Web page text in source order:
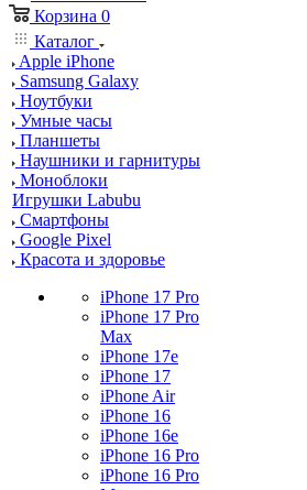
Корзина 0
Каталог
Apple iPhone
Samsung Galaxy
Ноутбуки
Умные часы
Планшеты
Наушники и гарнитуры
Моноблоки
Игрушки Labubu
Смартфоны
Google Pixel
Красота и здоровье
iPhone 17 Pro
iPhone 17 Pro
Max
iPhone 17e
iPhone 17
iPhone Air
iPhone 16
iPhone 16e
iPhone 16 Pro
iPhone 16 Pro